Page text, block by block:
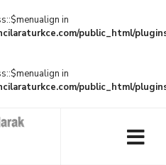
in
public_html/
in
public_html/